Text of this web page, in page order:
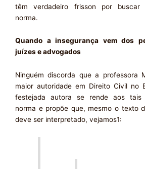
têm verdadeiro frisson por buscar
norma.
Quando a insegurança vem dos
juízes e advogados
Ninguém discorda que a professora
maior autoridade em Direito Civil no
festejada autora se rende aos tais
norma e propõe que, mesmo o texto
deve ser interpretado, vejamos1: